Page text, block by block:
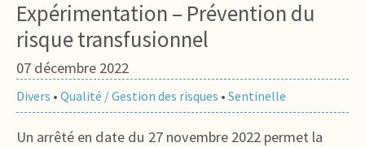
Expérimentation – Prévention du
risque transfusionnel
07 décembre 2022
Divers • Qualité / Gestion des risques • Sentinelle
Un arrêté en date du 27 novembre 2022 permet la